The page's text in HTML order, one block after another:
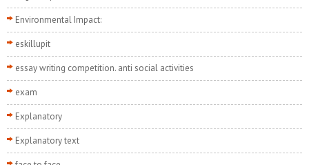
Environmental Impact:
eskillupit
essay writing competition. anti social activities
exam
Explanatory
Explanatory text